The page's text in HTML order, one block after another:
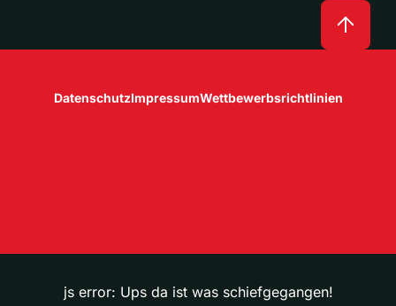
DatenschutzImpressumWettbewerbsrichtlinien
js error: Ups da ist was schiefgegangen!